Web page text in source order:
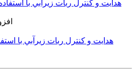
هدايت و كنترل ربات زيرآبي با